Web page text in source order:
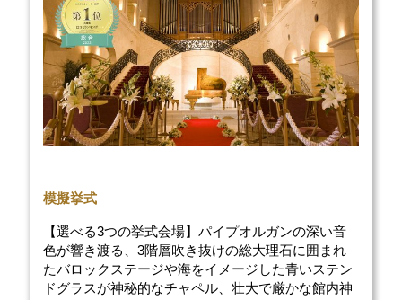
模擬挙式
【選べる3つの挙式会場】パイプオルガンの深い音
色が響き渡る、3階層吹き抜けの総大理石に囲まれ
たバロックステージや海をイメージした青いステン
ドグラスが神秘的なチャペル、壮大で厳かな館内神